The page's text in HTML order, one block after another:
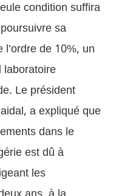
condition suffira
sa
de 10%, un
Le président
a expliqué que
dans le
est dû à
les